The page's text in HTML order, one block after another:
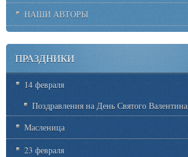
НАШИ АВТОРЫ
ПРАЗДНИКИ
14 февраля
Поздравления на День Святого Валентина
Масленица
23 февраля